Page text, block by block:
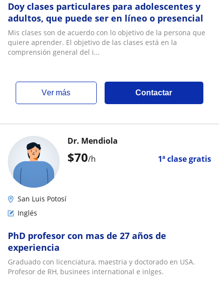
Doy clases particulares para adolescentes y
adultos, que puede ser en líneo o presencial
Mis clases son de acuerdo con lo objetivo de la persona que
quiere aprender. El objetivo de las clases está en la
comprensión general del i...
ver más Contactar
$70/h 1ª clase gratis
Dr. Mendiola
San Luis Potosí
Inglés
PhD profesor con mas de 27 años de
experiencia
Graduado con licenciatura, maestria y doctorado en USA.
Profesor de RH, businees international e inlges.